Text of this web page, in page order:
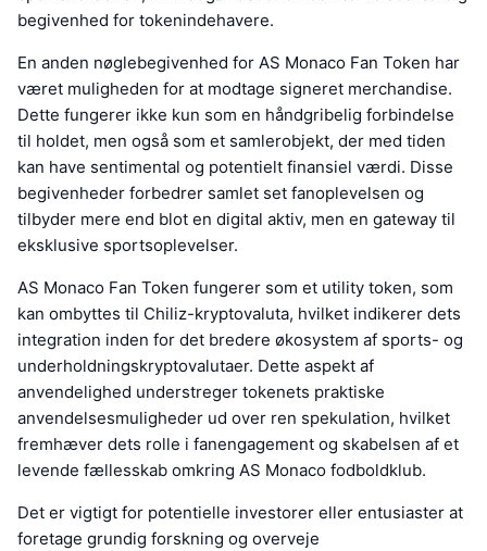
begivenhed for tokenindehavere.
En anden nøglebegivenhed for AS Monaco Fan Token har
været muligheden for at modtage signeret merchandise.
Dette fungerer ikke kun som en håndgribelig forbindelse
til holdet, men også som et samlerobjekt, der med tiden
kan have sentimental og potentielt finansiel værdi. Disse
begivenheder forbedrer samlet set fanoplevelsen og
tilbyder mere end blot en digital aktiv, men en gateway til
eksklusive sportsoplevelser.
AS Monaco Fan Token fungerer som et utility token, som
kan ombyttes til Chiliz-kryptovaluta, hvilket indikerer dets
integration inden for det bredere økosystem af sports- og
underholdningskryptovalutaer. Dette aspekt af
anvendelighed understreger tokenets praktiske
anvendelsesmuligheder ud over ren spekulation, hvilket
fremhæver dets rolle i fanengagement og skabelsen af et
levende fællesskab omkring AS Monaco fodboldklub.
Det er vigtigt for potentielle investorer eller entusiaster at
foretage grundig forskning og overveje